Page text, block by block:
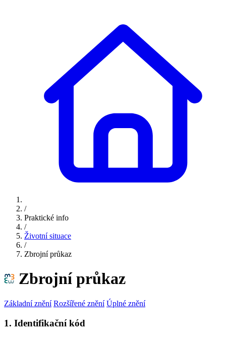
/
Praktické info
/
Životní situace
/
Zbrojní průkaz
Zbrojní průkaz
Základní znění Rozšířené znění Úplné znění
1. Identifikační kód